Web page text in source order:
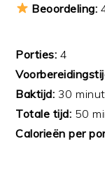
Beoordeling:
Porties: 4
Baktijd: 30
Totale tijd: 50
Calorieën per